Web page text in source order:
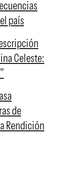
país
Celeste:
de
Rendición